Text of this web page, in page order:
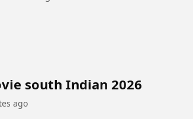
south Indian 2026
ago